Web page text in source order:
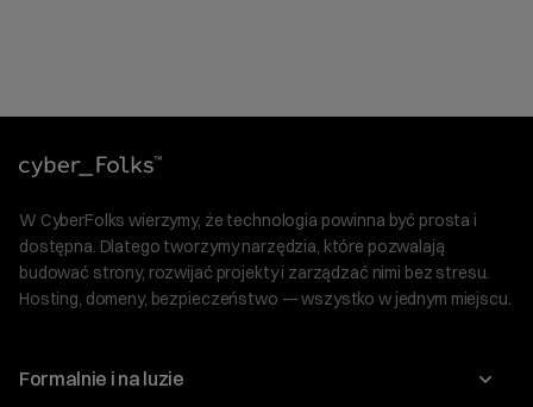
W CyberFolks wierzymy, że technologia powinna być prosta i
dostępna. Dlatego tworzymy narzędzia, które pozwalają
budować strony, rozwijać projekty i zarządzać nimi bez stresu.
Hosting, domeny, bezpieczeństwo — wszystko w jednym miejscu.
Formalnie i na luzie